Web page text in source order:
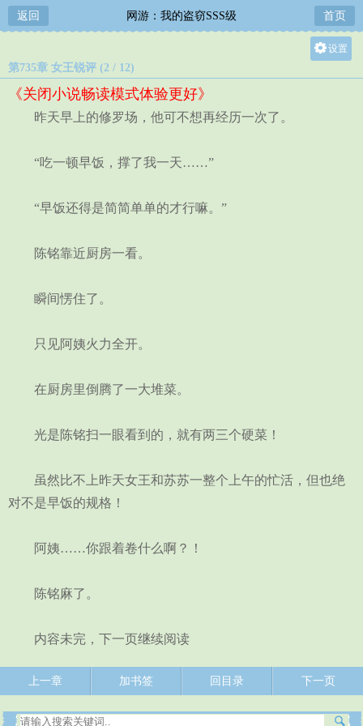
返回 网游：我的盗窃SSS级 首页
设置
第735章 女王锐评 (2 / 12)
《关闭小说畅读模式体验更好》
昨天早上的修罗场，他可不想再经历一次了。
“吃一顿早饭，撑了我一天……”
“早饭还得是简简单单的才行嘛。”
陈铭靠近厨房一看。
瞬间愣住了。
只见阿姨火力全开。
在厨房里倒腾了一大堆菜。
光是陈铭扫一眼看到的，就有两三个硬菜！
虽然比不上昨天女王和苏苏一整个上午的忙活，但也绝
对不是早饭的规格！
阿姨……你跟着卷什么啊？！
陈铭麻了。
内容未完，下一页继续阅读
上一章 加书签 回目录 下一页